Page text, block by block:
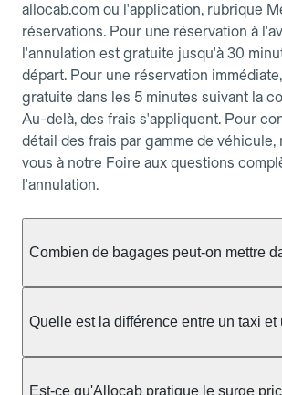
allocab.com ou l'application, rubrique
réservations. Pour une réservation à
l'annulation est gratuite jusqu'à 30
départ. Pour une réservation
gratuite dans les 5 minutes suivant la
Au-delà, des frais s'appliquent. Pour
détail des frais par gamme de véhicule,
vous à notre Foire aux questions
l'annulation.
Combien de bagages peut-on mettre
taxi berline accueille en général jusqu'à
ou nombreux, précisez-le dans le
au chauffeur" lors de la réservation. Le
Quelle est la différence entre un taxi et
prendre en charge directement dans la
Est-ce qu'Allocab pratique le surge